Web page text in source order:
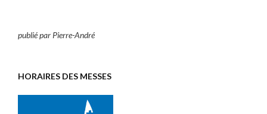
publié par Pierre-André
HORAIRES DES MESSES